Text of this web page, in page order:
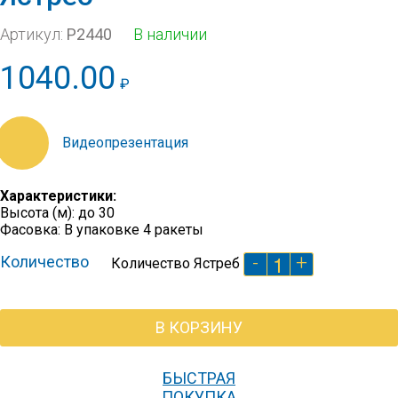
Артикул: Р2440 В наличии
1040.00 ₽
youtu.be/HKpM1Tsb_1k
Характеристики:
Высота (м): до 30
Фасовка: В упаковке 4 ракеты
Количество Количество Ястреб - +
В КОРЗИНУ
БЫСТРАЯ